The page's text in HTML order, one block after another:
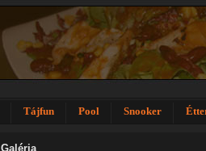
Tájfun Pool Snooker
Galéria